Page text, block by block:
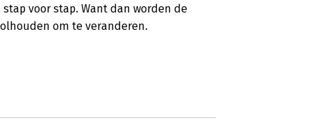
voor stap. Want dan worden de
om te veranderen.